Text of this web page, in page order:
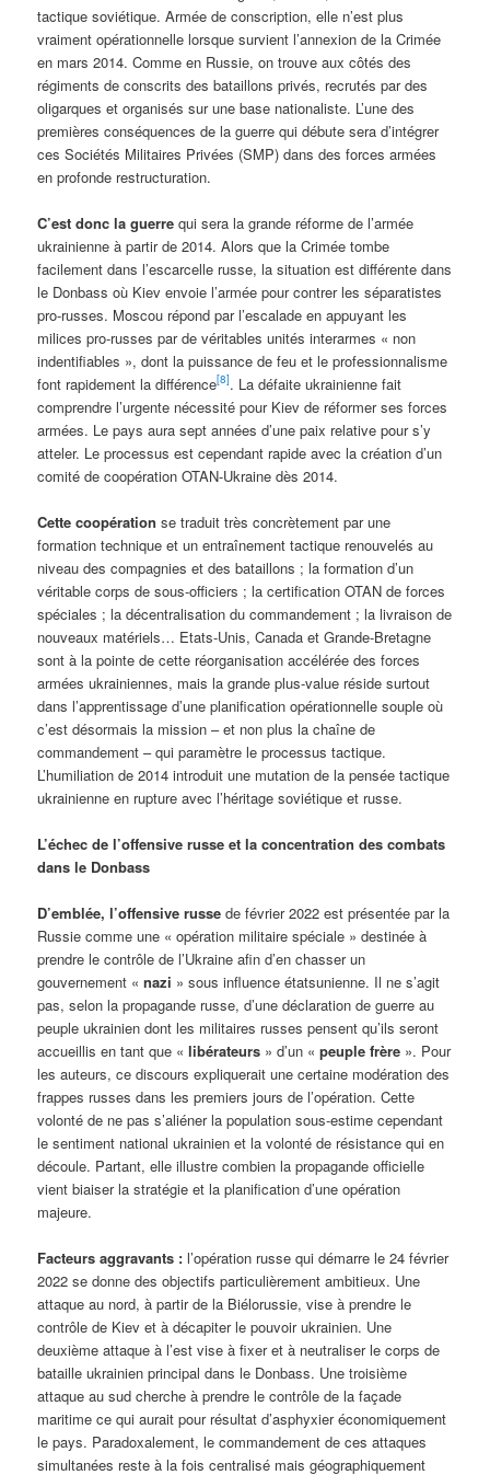
tactique soviétique. Armée de conscription, elle n’est plus
vraiment opérationnelle lorsque survient l’annexion de la Crimée
en mars 2014. Comme en Russie, on trouve aux côtés des
régiments de conscrits des bataillons privés, recrutés par des
oligarques et organisés sur une base nationaliste. L’une des
premières conséquences de la guerre qui débute sera d’intégrer
ces Sociétés Militaires Privées (SMP) dans des forces armées
en profonde restructuration.
C’est donc la guerrequi sera la grande réforme de l’armée
ukrainienne à partir de 2014. Alors que la Crimée tombe
facilement dans l’escarcelle russe, la situation est différente dans
le Donbass où Kiev envoie l’armée pour contrer les séparatistes
pro-russes. Moscou répond par l’escalade en appuyant les
milices pro-russes par de véritables unités interarmes « non
indentifiables », dont la puissance de feu et le professionnalisme
font rapidement la différence[8]. La défaite ukrainienne fait
comprendre l’urgente nécessité pour Kiev de réformer ses forces
armées. Le pays aura sept années d’une paix relative pour s’y
atteler. Le processus est cependant rapide avec la création d’un
comité de coopération OTAN-Ukraine dès 2014.
Cette coopération se traduit très concrètement par une
formation technique et un entraînement tactique renouvelés au
niveau des compagnies et des bataillons ; la formation d’un
véritable corps de sous-officiers ; la certification OTAN de forces
spéciales ; la décentralisation du commandement ; la livraison de
nouveaux matériels… Etats-Unis, Canada et Grande-Bretagne
sont à la pointe de cette réorganisation accélérée des forces
armées ukrainiennes, mais la grande plus-value réside surtout
dans l’apprentissage d’une planification opérationnelle souple où
c’est désormais la mission – et non plus la chaîne de
commandement – qui paramètre le processus tactique.
L’humiliation de 2014 introduit une mutation de la pensée tactique
ukrainienne en rupture avec l’héritage soviétique et russe.
L’échec de l’offensive russe et la concentration des combats
dans le Donbass
D’emblée, l’offensive russe de février 2022 est présentée par la
Russie comme une « opération militaire spéciale » destinée à
prendre le contrôle de l’Ukraine afin d’en chasser un
gouvernement «nazi » sous influence étatsunienne. Il ne s’agit
pas, selon la propagande russe, d’une déclaration de guerre au
peuple ukrainien dont les militaires russes pensent qu’ils seront
accueillis en tant que «libérateurs » d’un «peuple frère ». Pour
les auteurs, ce discours expliquerait une certaine modération des
frappes russes dans les premiers jours de l’opération. Cette
volonté de ne pas s’aliéner la population sous-estime cependant
le sentiment national ukrainien et la volonté de résistance qui en
découle. Partant, elle illustre combien la propagande officielle
vient biaiser la stratégie et la planification d’une opération
majeure.
Facteurs aggravants : l’opération russe qui démarre le 24 février
2022 se donne des objectifs particulièrement ambitieux. Une
attaque au nord, à partir de la Biélorussie, vise à prendre le
contrôle de Kiev et à décapiter le pouvoir ukrainien. Une
deuxième attaque à l’est vise à fixer et à neutraliser le corps de
bataille ukrainien principal dans le Donbass. Une troisième
attaque au sud cherche à prendre le contrôle de la façade
maritime ce qui aurait pour résultat d’asphyxier économiquement
le pays. Paradoxalement, le commandement de ces attaques
simultanées reste à la fois centralisé mais géographiquement